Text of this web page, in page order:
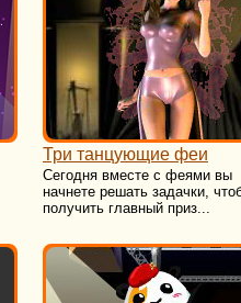
Три танцующие феи
Сегодня вместе с феями вы
начнете решать задачки,
получить главный приз...